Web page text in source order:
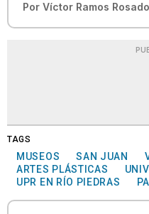
Por Víctor Ramos Rosado
TAGS
MUSEOS SAN JUAN
ARTES PLÁSTICAS
UPR EN RÍO PIEDRAS